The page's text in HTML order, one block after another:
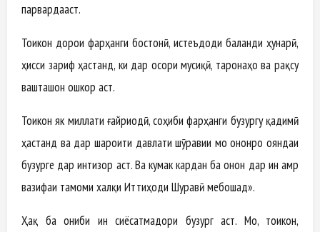
парвардааст.
Тоҷикон дорои фарҳанги бостонӣ, истеъдоди баланди ҳунарӣ,
ҳисси зариф ҳастанд, ки дар осори мусиқӣ, таронаҳо ва рақсу
вашташон ошкор аст.
Тоҷикон як миллати ғайриодӣ, соҳиби фарҳанги бузургу қадимӣ
ҳастанд ва дар шароити давлати шӯравии мо ононро ояндаи
бузурге дар интизор аст. Ва кумак кардан ба онон дар ин амр
вазифаи тамоми халқи Иттиҳоди Шуравӣ мебошад».
Ҳақ ба ҷониби ин сиёсатмадори бузург аст. Мо, тоҷикон,